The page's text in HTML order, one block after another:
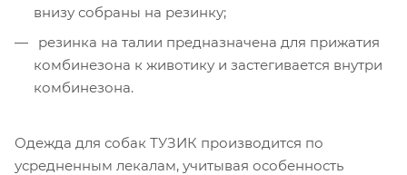
внизу собраны на резинку;
резинка на талии предназначена для прижатия
комбинезона к животику и застегивается внутри
комбинезона.
Одежда для собак ТУЗИК производится по
усредненным лекалам, учитывая особенность